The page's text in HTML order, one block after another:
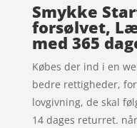
Smykke
forsølvet,
med 365
Købes der ind i en
bedre rettigheder,
lovgivning, de skal
14 dages returret.